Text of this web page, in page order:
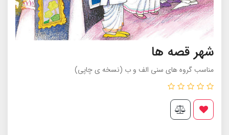
شهر قصه ها
مناسب گروه های سنى الف و ب (نسخه ی چاپی)